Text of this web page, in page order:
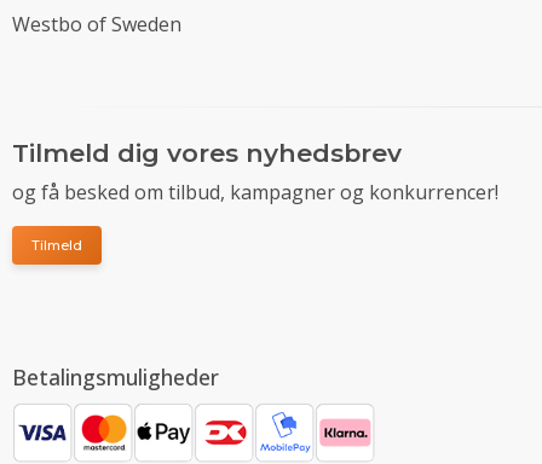
Westbo of Sweden
Tilmeld dig vores nyhedsbrev
og få besked om tilbud, kampagner og konkurrencer!
Tilmeld
Betalingsmuligheder